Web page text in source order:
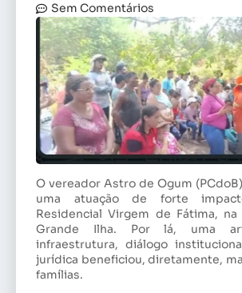
Sem Comentários
O vereador Astro de Ogum
uma atuação de forte
Residencial Virgem de Fátima,
Grande Ilha. Por lá, uma
infraestrutura, diálogo
jurídica beneficiou, diretamente,
famílias.